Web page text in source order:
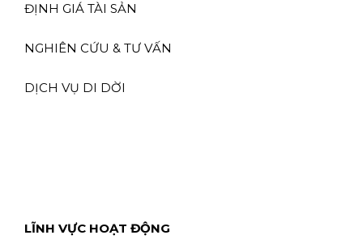
ĐỊNH GIÁ TÀI SẢN
NGHIÊN CỨU & TƯ VẤN
DỊCH VỤ DI DỜI
LĨNH VỰC HOẠT ĐỘNG